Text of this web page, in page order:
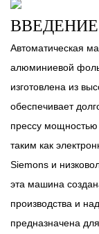
Автоматическая
алюминиевой
изготовлена ​​из
обеспечивает
прессу
таким как
Siemons и
эта машина
производства и
предназначена